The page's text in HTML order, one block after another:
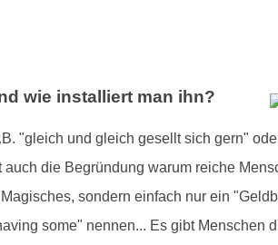
wie installiert man ihn?
"gleich und gleich gesellt sich gern"
die Begründung warum reiche
sondern einfach nur ein
some" nennen... Es gibt Menschen